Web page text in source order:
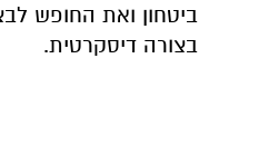
ביטחון ואת החופש
בצורה דיסקרטית.